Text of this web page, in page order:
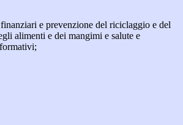
e prevenzione del riciclaggio e del
alimenti e dei mangimi e salute e